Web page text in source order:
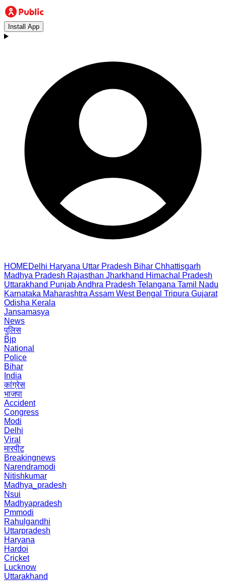
Install App
HOMEDelhi Haryana Uttar Pradesh Bihar Chhattisgarh
Madhya Pradesh Rajasthan Jharkhand Himachal Pradesh
Uttarakhand PunjabAndhra Pradesh Telangana Tamil Nadu
Karnataka Maharashtra Assam West Bengal Tripura Gujarat
Odisha Kerala
Jansamasya
News
पुलिस
Bjp
National
Police
Bihar
India
कांग्रेस
भाजपा
Accident
Congress
Modi
Delhi
Viral
मारपीट
Breakingnews
Narendramodi
Nitishkumar
Madhya_pradesh
Nsui
Madhyapradesh
Pmmodi
Rahulgandhi
Uttarpradesh
Haryana
Hardoi
Cricket
Lucknow
Uttarakhand